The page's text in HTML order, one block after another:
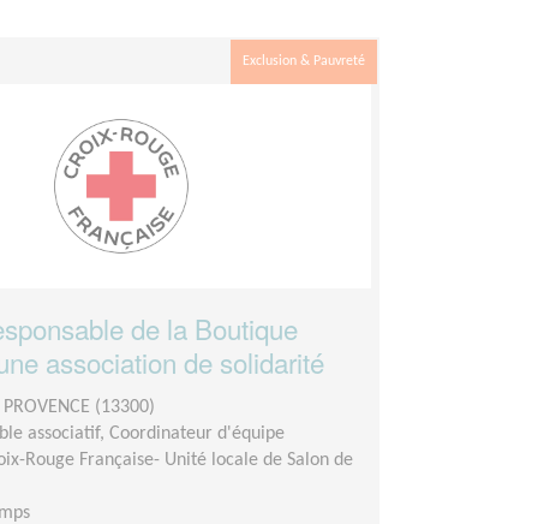
Exclusion & Pauvreté
de la Boutique
association de solidarité
(13300)
associatif, Coordinateur d'équipe
Rouge Française- Unité locale de Salon de